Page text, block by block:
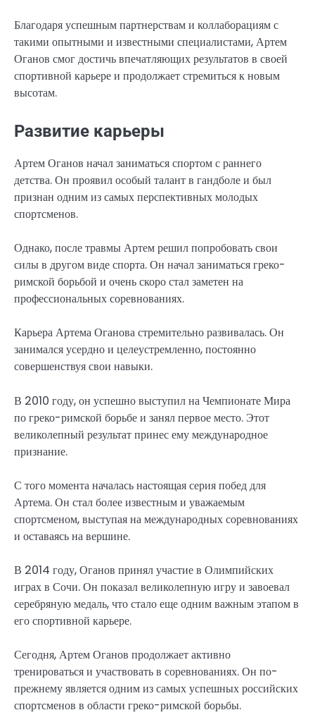
Благодаря успешным партнерствам и коллаборациям с
такими опытными и известными специалистами, Артем
Оганов смог достичь впечатляющих результатов в своей
спортивной карьере и продолжает стремиться к новым
высотам.
Развитие карьеры
Артем Оганов начал заниматься спортом с раннего
детства. Он проявил особый талант в гандболе и был
признан одним из самых перспективных молодых
спортсменов.
Однако, после травмы Артем решил попробовать свои
силы в другом виде спорта. Он начал заниматься греко-
римской борьбой и очень скоро стал заметен на
профессиональных соревнованиях.
Карьера Артема Оганова стремительно развивалась. Он
занимался усердно и целеустремленно, постоянно
совершенствуя свои навыки.
В 2010 году, он успешно выступил на Чемпионате Мира
по греко-римской борьбе и занял первое место. Этот
великолепный результат принес ему международное
признание.
С того момента началась настоящая серия побед для
Артема. Он стал более известным и уважаемым
спортсменом, выступая на международных соревнованиях
и оставаясь на вершине.
В 2014 году, Оганов принял участие в Олимпийских
играх в Сочи. Он показал великолепную игру и завоевал
серебряную медаль, что стало еще одним важным этапом в
его спортивной карьере.
Сегодня, Артем Оганов продолжает активно
тренироваться и участвовать в соревнованиях. Он по-
прежнему является одним из самых успешных российских
спортсменов в области греко-римской борьбы.